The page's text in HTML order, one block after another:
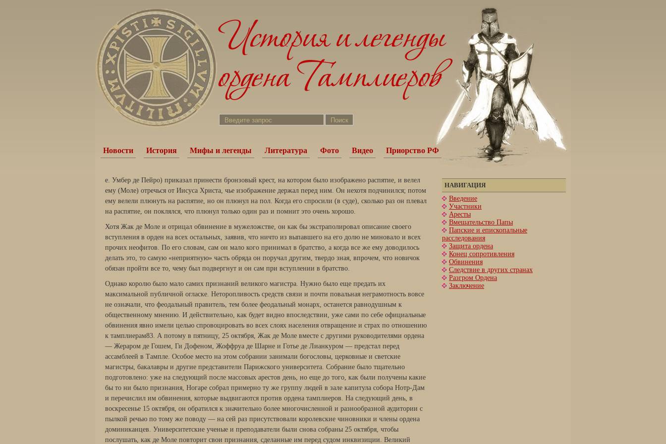
Новости История Мифы и легенды Литература Фото Видео Приорство РФ
е. Умбер де Пейро) приказал принести бронзовый крест, на котором было изображено распятие, и велел
ему (Моле) отречься от Иисуса Христа, чье изображение держал перед ним. Он нехотя подчинился; потом
ему велели плюнуть на распятие, но он плюнул на пол. Когда его спросили (в суде), сколько раз он плевал
на распятие, он поклялся, что плюнул только один раз и помнит это очень хорошо.
Хотя Жак де Моле и отрицал обвинение в мужеложстве, он как бы экстраполировал описание своего
вступления в орден на всех остальных, заявив, что ничто из выпавшего на его долю не миновало и всех
прочих неофитов. По его словам, сам он мало кого принимал в братство, а когда все же ему доводилось
делать это, то самую «неприятную» часть обряда он поручал другим, твердо зная, впрочем, что новичок
обязан пройти все то, чему был подвергнут и он сам при вступлении в братство.
Однако королю было мало самих признаний великого магистра. Нужно было еще предать их
максимальной публичной огласке. Неторопливость средств связи и почти повальная неграмотность вовсе
не означали, что феодальный правитель, тем более феодальный монарх, останется равнодушным к
общественному мнению. И действительно, как будет видно впоследствии, уже сами по себе официальные
обвинения явно имели целью спровоцировать во всех слоях населения отвращение и страх по отношению
к тамплиерам83. А потому в пятницу, 25 октября, Жак де Моле вместе с другими руководителями ордена
— Жераром де Гошем, Ги Дофеном, Жоффруа де Шарне и Готье де Лианкуром — предстал перед
ассамблеей в Тампле. Особое место на этом собрании занимали богословы, церковные и светские
магистры, бакалавры и другие представители Парижского университета. Собрание было тщательно
подготовлено: уже на следующий после массовых арестов день, но еще до того, как были получены какие
бы то ни было признания, Ногаре собрал примерно ту же группу людей в зале капитула собора Нотр-Дам
и перечислил им обвинения, которые выдвигаются против ордена тамплиеров. На следующий день, в
воскресенье 15 октября, он обратился к значительно более многочисленной и разнообразной аудитории с
пылкой речью по тому же поводу — на сей раз присутствовали королевские чиновники и члены ордена
доминиканцев. Университетские ученые и преподаватели были снова собраны 25 октября, чтобы
послушать, как де Моле повторит свои признания, сделанные им перед судом инквизиции. Великий
НАВИГАЦИЯ
Введение
Участники
Аресты
Вмешательство Папы
Папские и епископальные
расследования
Защита ордена
Конец сопротивления
Обвинения
Следствие в других странах
Разгром Ордена
Заключение